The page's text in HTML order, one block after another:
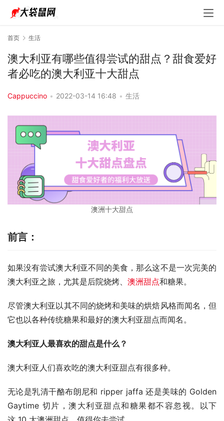
首页 生活
澳大利亚有哪些值得尝试的甜点？甜食爱好
者必吃的澳大利亚十大甜点
Cappuccino • 2022-03-14 16:48 • 生活
澳洲十大甜点
前言：
如果没有尝试澳大利亚不同的美食，那么这不是一次完美的
澳大利亚之旅，尤其是后院烧烤、 澳洲甜点和糖果。
尽管澳大利亚以其不同的烧烤和美味的烘焙风格而闻名，但
它也以各种传统糖果和最好的澳大利亚甜点而闻名。
澳大利亚人最喜欢的甜点是什么？
澳大利亚人们喜欢吃的澳大利亚甜点有很多种。
无论是乳清干酪布朗尼和 ripper jaffa 还是美味的 Golden
Gaytime 切片，澳大利亚甜点和糖果都不容忽视。以下